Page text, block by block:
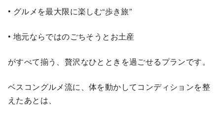
• グルメを最大限に楽しむ“歩き旅”
• 地元ならではのごちそうとお土産
がすべて揃う、贅沢なひとときを過ごせるプランです。
ベスコングルメ流に、体を動かしてコンディションを整
えたあとは、